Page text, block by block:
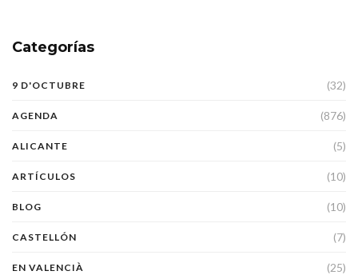
Categorías
9 D'OCTUBRE (32)
AGENDA (876)
ALICANTE (5)
ARTÍCULOS (10)
BLOG (10)
CASTELLÓN (7)
EN VALENCIÀ (25)